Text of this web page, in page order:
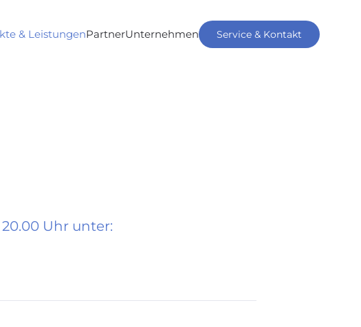
& LeistungenPartnerUnternehmen Service & Kontakt
Uhr unter: